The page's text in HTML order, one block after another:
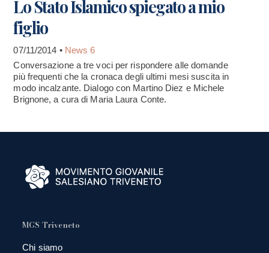
Lo Stato Islamico spiegato a mio
figlio
07/11/2014 • News 6
Conversazione a tre voci per rispondere alle domande
più frequenti che la cronaca degli ultimi mesi suscita in
modo incalzante. Dialogo con Martino Diez e Michele
Brignone, a cura di Maria Laura Conte.
MGS Triveneto
Chi siamo